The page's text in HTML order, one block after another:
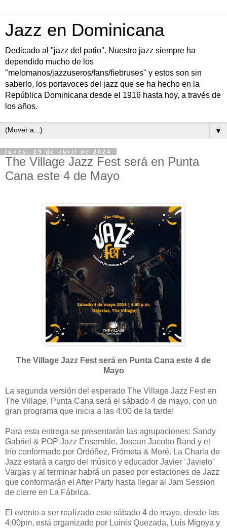
Jazz en Dominicana
Dedicado al "jazz del patio". Nuestro jazz siempre ha
dependido mucho de los
"melomanos/jazzuseros/fans/fiebruses" y estos son sin
saberlo, los portavoces del jazz que se ha hecho en la
República Dominicana desde el 1916 hasta hoy, a través de
los años.
▼
lunes, 29 de abril de 2024
The Village Jazz Fest será en Punta
Cana este 4 de Mayo
The Village Jazz Fest será en Punta Cana este 4 de
Mayo
La segunda versión del esperado The Village Jazz Fest en
The Village, Punta Cana será el sábado 4 de mayo, con un
gran programa que inicia a las 4:00 de la tarde!
Para esta entrega se presentarán las agrupaciones: Sandy
Gabriel & POP Jazz Ensemble, Josean Jacobo Band y el
trío conformado por Ordóñez, Frómeta & Moré. La Charla de
Jazz estará a cargo del músico y educador Javier ¨Javielo¨
Vargas y al terminar habrá un paseo por estaciones de Jazz
que conformarán el After Party hasta llegar al Jam Session
de cierre en La Fábrica.
El evento a ser realizado este sábado 4 de mayo, desde las
4:00pm, está organizado por Luinis Quezada, Luís Migoya y